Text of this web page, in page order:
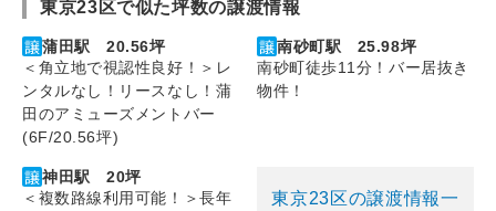
東京23区で似た坪数の譲渡情報
蒲田駅 20.56坪
＜角立地で視認性良好！＞レ
ンタルなし！リースなし！蒲
田のアミューズメントバー
(6F/20.56坪)
南砂町駅 25.98坪
南砂町徒歩11分！バー居抜き
物件！
神田駅 20坪
＜複数路線利用可能！＞長年
東京23区の譲渡情報一